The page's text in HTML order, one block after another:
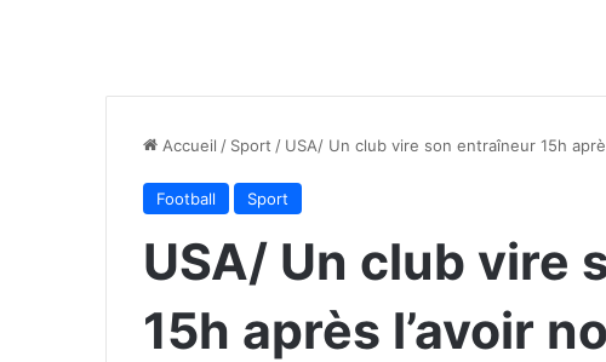
Accueil / Sport / USA/ Un club vire son entraîneur 15h
Football Sport
USA/ Un club vire
15h après l’avoir